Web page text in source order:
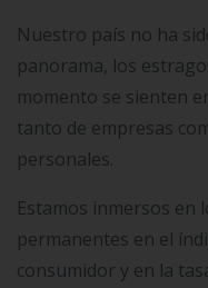
Nuestro país no ha
panorama, los
momento se sienten
tanto de empresas
personales.
Estamos inmersos en
permanentes en el
consumidor y en la